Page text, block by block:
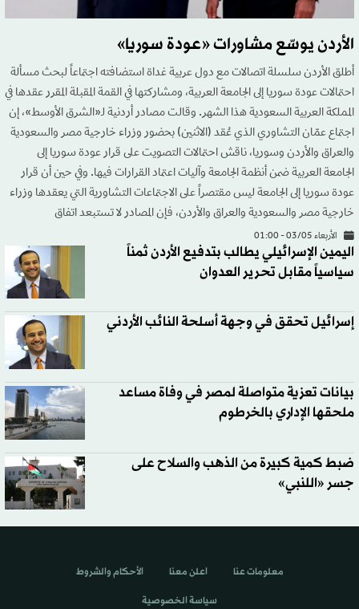
الأردن يوسّع مشاورات «عودة سوريا»
أطلق الأردن سلسلة اتصالات مع دول عربية غداة استضافته اجتماعاً لبحث مسألة
احتمالات عودة سوريا إلى الجامعة العربية، ومشاركتها في القمة المقبلة المقرر عقدها في
المملكة العربية السعودية هذا الشهر. وقالت مصادر أردنية لـ«الشرق الأوسط»، إن
اجتماع عمّان التشاوري الذي عُقد (الاثنين) بحضور وزراء خارجية مصر والسعودية
والعراق والأردن وسوريا، ناقش احتمالات التصويت على قرار عودة سوريا إلى
الجامعة العربية ضمن أنظمة الجامعة وآليات اعتماد القرارات فيها. وفي حين أن قرار
عودة سوريا إلى الجامعة ليس مقتصراً على الاجتماعات التشاورية التي يعقدها وزراء
خارجية مصر والسعودية والعراق والأردن، فإن المصادر لا تستبعد اتفاق
الأربعاء 03/05 - 01:00
اليمين الإسرائيلي يطالب بتدفيع الأردن ثمناً
سياسياً مقابل تحرير العدوان
إسرائيل تحقق في وجهة أسلحة النائب الأردني
بيانات تعزية متواصلة لمصر في وفاة مساعد
ملحقها الإداري بالخرطوم
ضبط كمية كبيرة من الذهب والسلاح على
جسر «اللنبي»
معلومات عنا اعلن معنا الأحكام والشروط
سياسة الخصوصية